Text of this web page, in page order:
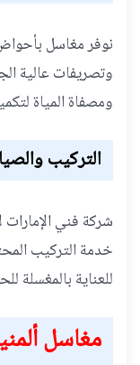
نوفر مغاسل
وتصريفات عالية
ومصفاة المياة
التركيب
شركة فني
خدمة التركيب
للعناية بالمغسلة
مغاسل